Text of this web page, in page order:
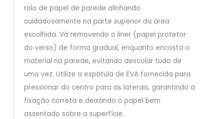
rolo de papel de parede alinhando
cuidadosamente na parte superior da área
escolhida. Vá removendo o liner (papel protetor
do verso) de forma gradual, enquanto encosta o
material na parede, evitando descolar tudo de
uma vez. Utilize a espátula de EVA fornecida para
pressionar do centro para as laterais, garantindo a
fixação correta e deixando o papel bem
assentado sobre a superfície.